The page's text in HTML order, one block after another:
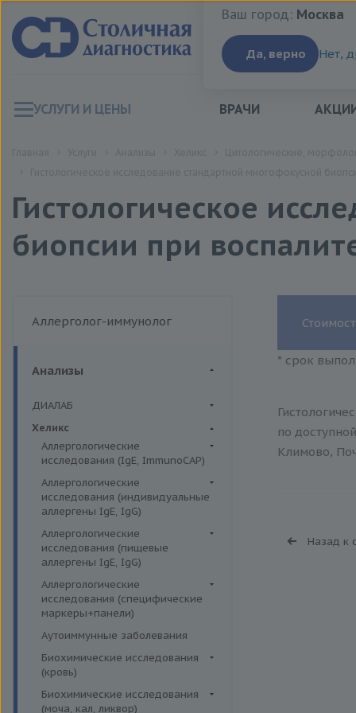
Ваш город:Москва
Ваш город: Москва
Да, верно Нет,
УСЛУГИ И ЦЕНЫ ВРАЧИ
Гистологическое
биопсии при
Аллерголог-иммунолог
Анализы
ДИАЛАБ
Биохимия крови
Хеликс
Аллергологические
исследования (IgE, ImmunoCAP)
Аллергены животных
Аллергены пыльцы
Бытовые аллергены
Пищевые аллегрены
Аллергологические
исследования (индивидуальные
аллергены IgE, IgG)
Аллергены гельминтов IgE
Аллергены деревьев IgE, IgG
Аллергены металлов IgE
Аллергены сорных трав IgE
Аллергены трав IgE
Бытовые аллергены IgE, IgG
Лекарственные аллергены IgE,
Аллергологические
исследования (пищевые
аллергены IgE, IgG)
Пищевые аллегрены IgE
Пищевые аллегрены IgG
Аллергологические
исследования (специфические
маркеры+панели)
Неспецифические маркеры
аллергических реакций
Определение специфических
иммуноглобулинов класса G
Определение специфических
Аутоиммунные заболевания
Биохимические исследования
(кровь)
Витамины
Биохимические исследования
(моча, кал, ликвор)
* срок
по
Климово,
Назад к